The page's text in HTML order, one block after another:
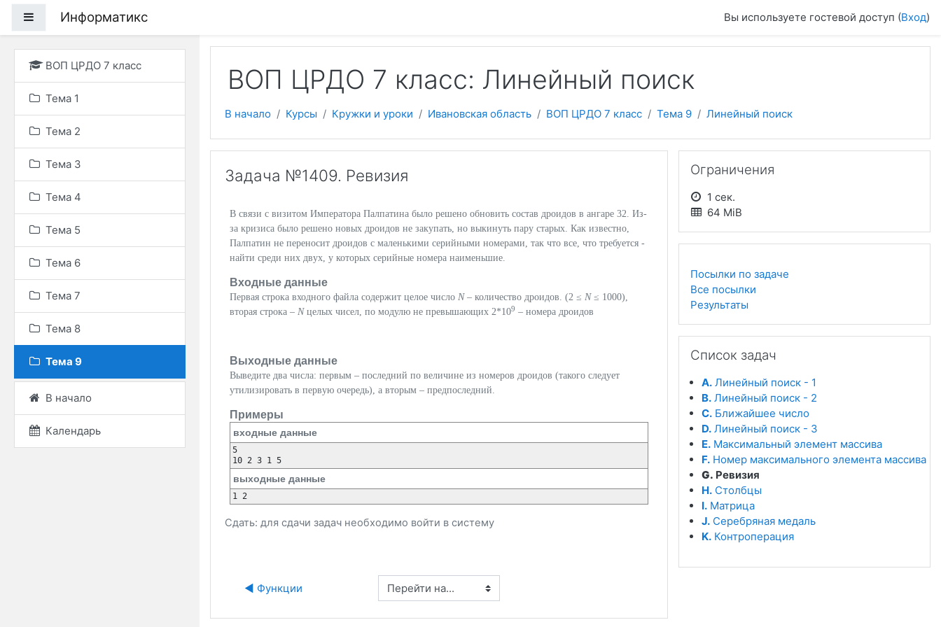
Боковая панель
Информатикс Вы используете гостевой доступ (Вход)
ВОП ЦРДО 7 класс
Тема 1
Тема 2
Тема 3
Тема 4
Тема 5
Тема 6
Тема 7
Тема 8
Тема 9
В начало
Календарь
ВОП ЦРДО 7 класс: Линейный поиск
В начало Курсы Кружки и уроки Ивановская область ВОП ЦРДО 7 класс Тема 9 Линейный поиск
Задача №1409. Ревизия
В связи с визитом Императора Палпатина было решено обновить состав дроидов в ангаре 32. Из-
за кризиса было решено новых дроидов не закупать, но выкинуть пару старых. Как известно,
Палпатин не переносит дроидов с маленькими серийными номерами, так что все, что требуется -
найти среди них двух, у которых серийные номера наименьшие.
Входные данные
Первая строка входного файла содержит целое число N– количество дроидов. (2 ≤ N≤ 1000),
вторая строка – Nцелых чисел, по модулю не превышающих 2*109 – номера дроидов
Выходные данные
Выведите два числа: первым – последний по величине из номеров дроидов (такого следует
утилизировать в первую очередь), а вторым – предпоследний.
Примеры
входные данные
5
выходные данные
Сдать: для сдачи задач необходимо войти в систему
◀︎ Функции Перейти на...
Ограничения
1 сек.
64 MiB
Посылки по задаче
Все посылки
Результаты
Список задач
A. Линейный поиск - 1
B. Линейный поиск - 2
C. Ближайшее число
D. Линейный поиск - 3
E. Максимальный элемент массива
F. Номер максимального элемента массива
G. Ревизия
H. Столбцы
I. Матрица
J. Серебряная медаль
K. Контроперация